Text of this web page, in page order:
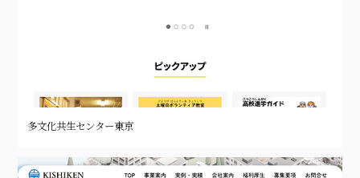
多文化共生センター東京